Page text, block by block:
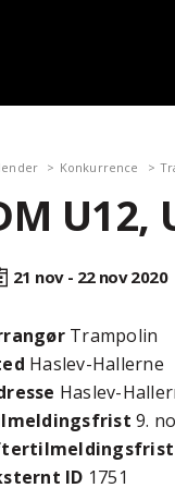
Konkurrence
U12,
21 nov - 22 nov2020
Trampolin
Haslev-Hallerne
Haslev-
9.
ID 1751